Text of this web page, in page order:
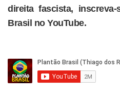
direita fascista,
Brasil no YouTube.